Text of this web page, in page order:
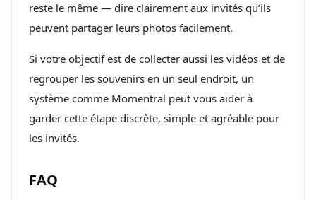
reste le même — dire clairement aux invités qu’ils
peuvent partager leurs photos facilement.
Si votre objectif est de collecter aussi les vidéos et de
regrouper les souvenirs en un seul endroit, un
système comme Momentral peut vous aider à
garder cette étape discrète, simple et agréable pour
les invités.
FAQ